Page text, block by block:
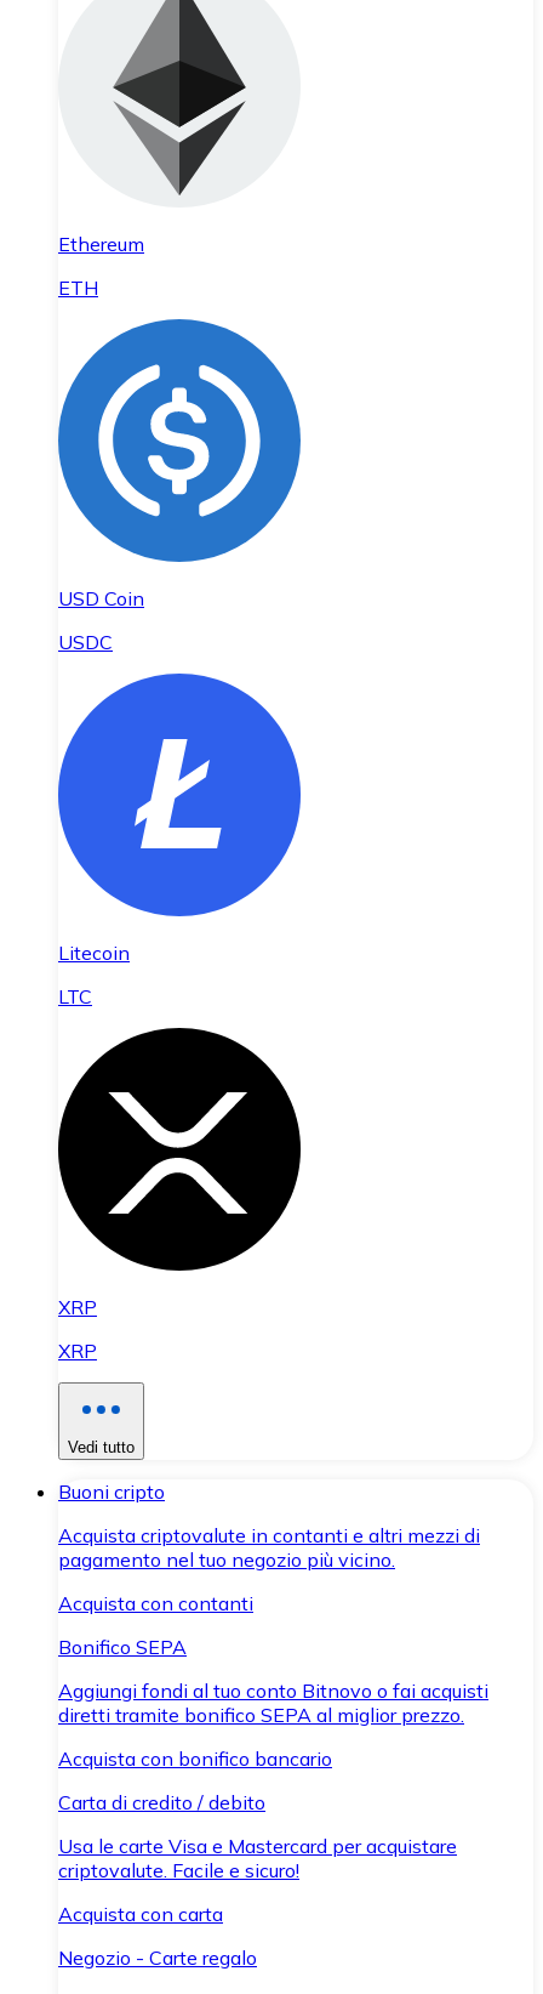
Ethereum
ETH
USD Coin
USDC
Litecoin
LTC
XRP
XRP
Vedi tutto
Buoni cripto
Acquista criptovalute in contanti e altri mezzi di
pagamento nel tuo negozio più vicino.
Acquista con contanti
Bonifico SEPA
Aggiungi fondi al tuo conto Bitnovo o fai acquisti
diretti tramite bonifico SEPA al miglior prezzo.
Acquista con bonifico bancario
Carta di credito / debito
Usa le carte Visa e Mastercard per acquistare
criptovalute. Facile e sicuro!
Acquista con carta
Negozio - Carte regalo